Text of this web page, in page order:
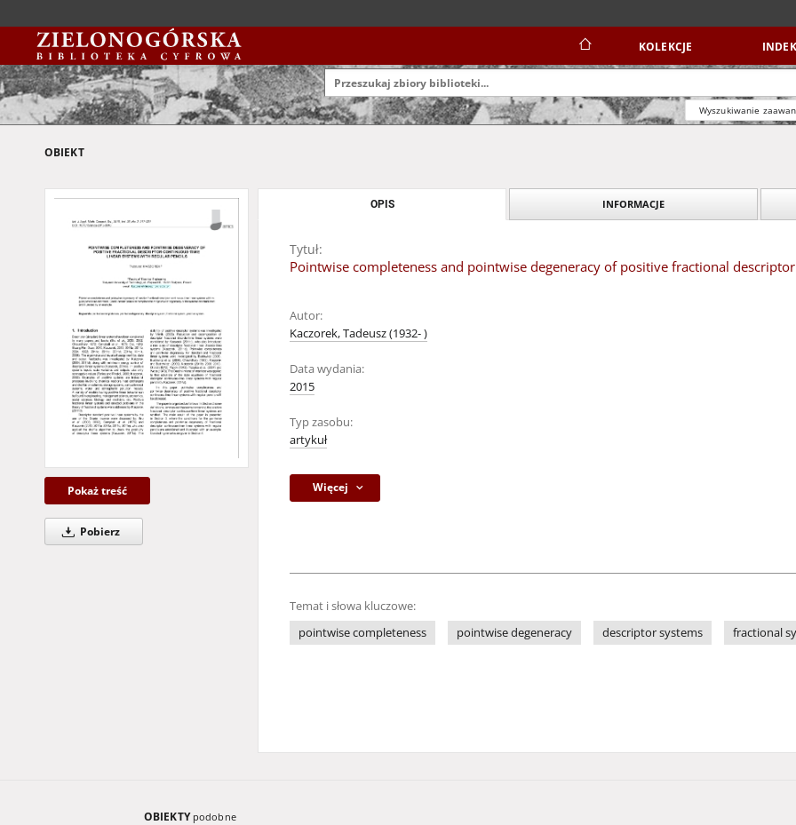
KOLEKCJE
Wyszukiwanie
OBIEKT
Pokaż treść
Pobierz
OPIS INFORMACJE
Tytuł:
Pointwise completeness and pointwise degeneracy of positive fractional
Autor:
Kaczorek, Tadeusz (1932- )
Data wydania:
2015
Typ zasobu:
artykuł
Więcej
Temat i słowa kluczowe:
pointwise completeness
pointwise degeneracy descriptor systems fractional
OBIEKTY podobne